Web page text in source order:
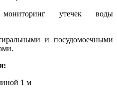
утечек воды
и посудомоечными
1 м